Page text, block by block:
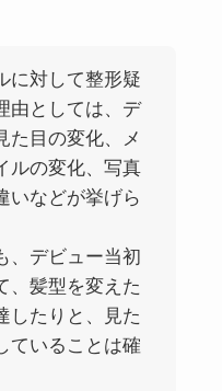
に対して整形疑
由としては、デ
た目の変化、メ
ルの変化、写真
いなどが挙げら
、デビュー当初
、髪型を変えた
したりと、見た
ていることは確